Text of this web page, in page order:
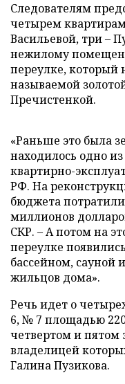
Следователям
четырем
Васильевой, три –
нежилому
переулке, который
называемой
Пречистенкой.
«Раньше это была
находилось одно
квартирно-
РФ. На
бюджета
миллионов
СКР. – А потом на
переулке
бассейном, сауной
жильцов дома».
Речь идет о
6, № 7 площадью
четвертом и пятом
владелицей
Галина Пузикова.